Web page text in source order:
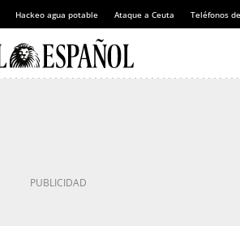
Hackeo agua potable Ataque a Ceuta Teléfonos